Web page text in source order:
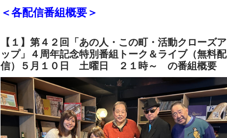
＜各配信番組概要＞
【１】第４２回「あの人・この町・活動クローズア
ップ」４周年記念特別番組トーク＆ライブ（無料配
信）５月１０日 土曜日 ２１時～ の番組概要